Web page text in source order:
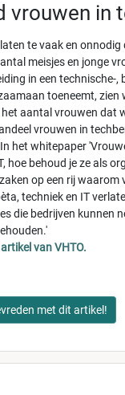
vrouwen in
te vaak en onnodig
meisjes en jonge
in een technische-,
toeneemt, zien
aantal vrouwen dat
vrouwen in
het whitepaper
hoe behoud je ze als
op een rij waarom
techniek en IT
die bedrijven kunnen
van VHTO.
met dit artikel!